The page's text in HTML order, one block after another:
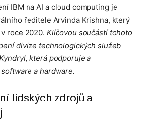
IBM na AI a cloud computing je
ředitele Arvinda Krishna, který
roce 2020. Klíčovou součástí tohoto
divize technologických služeb
která podporuje a
a hardware.
lidských zdrojů a